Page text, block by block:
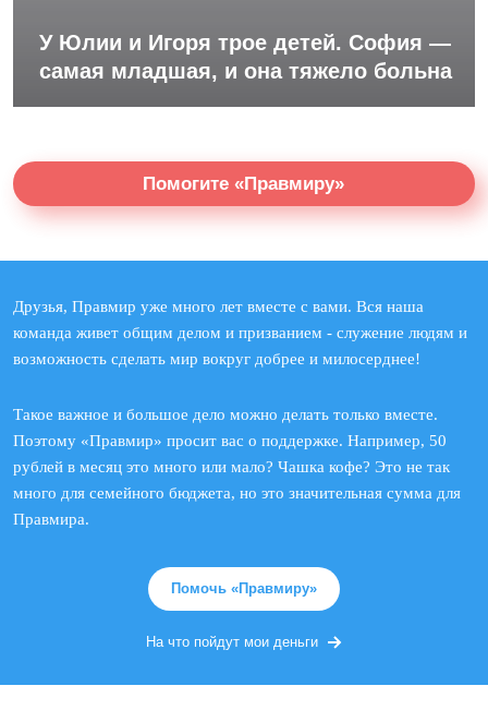
У Юлии и Игоря трое детей. София —
самая младшая, и она тяжело больна
Помогите «Правмиру»
Друзья, Правмир уже много лет вместе с вами. Вся наша
команда живет общим делом и призванием - служение людям и
возможность сделать мир вокруг добрее и милосерднее!
Такое важное и большое дело можно делать только вместе.
Поэтому «Правмир» просит вас о поддержке. Например, 50
рублей в месяц это много или мало? Чашка кофе? Это не так
много для семейного бюджета, но это значительная сумма для
Правмира.
Помочь «Правмиру»
На что пойдут мои деньги